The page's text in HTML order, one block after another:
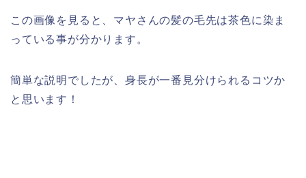
この画像を見ると、マヤさんの髪の毛先は茶色に染ま
っている事が分かります。
簡単な説明でしたが、身長が一番見分けられるコツか
と思います！